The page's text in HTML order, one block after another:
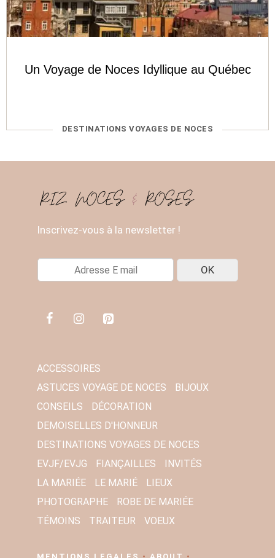
Un Voyage de Noces Idyllique au Québec
CATÉGORIES
DESTINATIONS VOYAGES DE NOCES
Inscrivez-vous à la newsletter !
E
OK
ACCESSOIRES
ASTUCES VOYAGE DE NOCES
BIJOUX
CONSEILS
DÉCORATION
DEMOISELLES D'HONNEUR
DESTINATIONS VOYAGES DE NOCES
EVJF/EVJG
FIANÇAILLES
INVITÉS
LA MARIÉE
LE MARIÉ
LIEUX
PHOTOGRAPHE
ROBE DE MARIÉE
TÉMOINS
TRAITEUR VOEUX